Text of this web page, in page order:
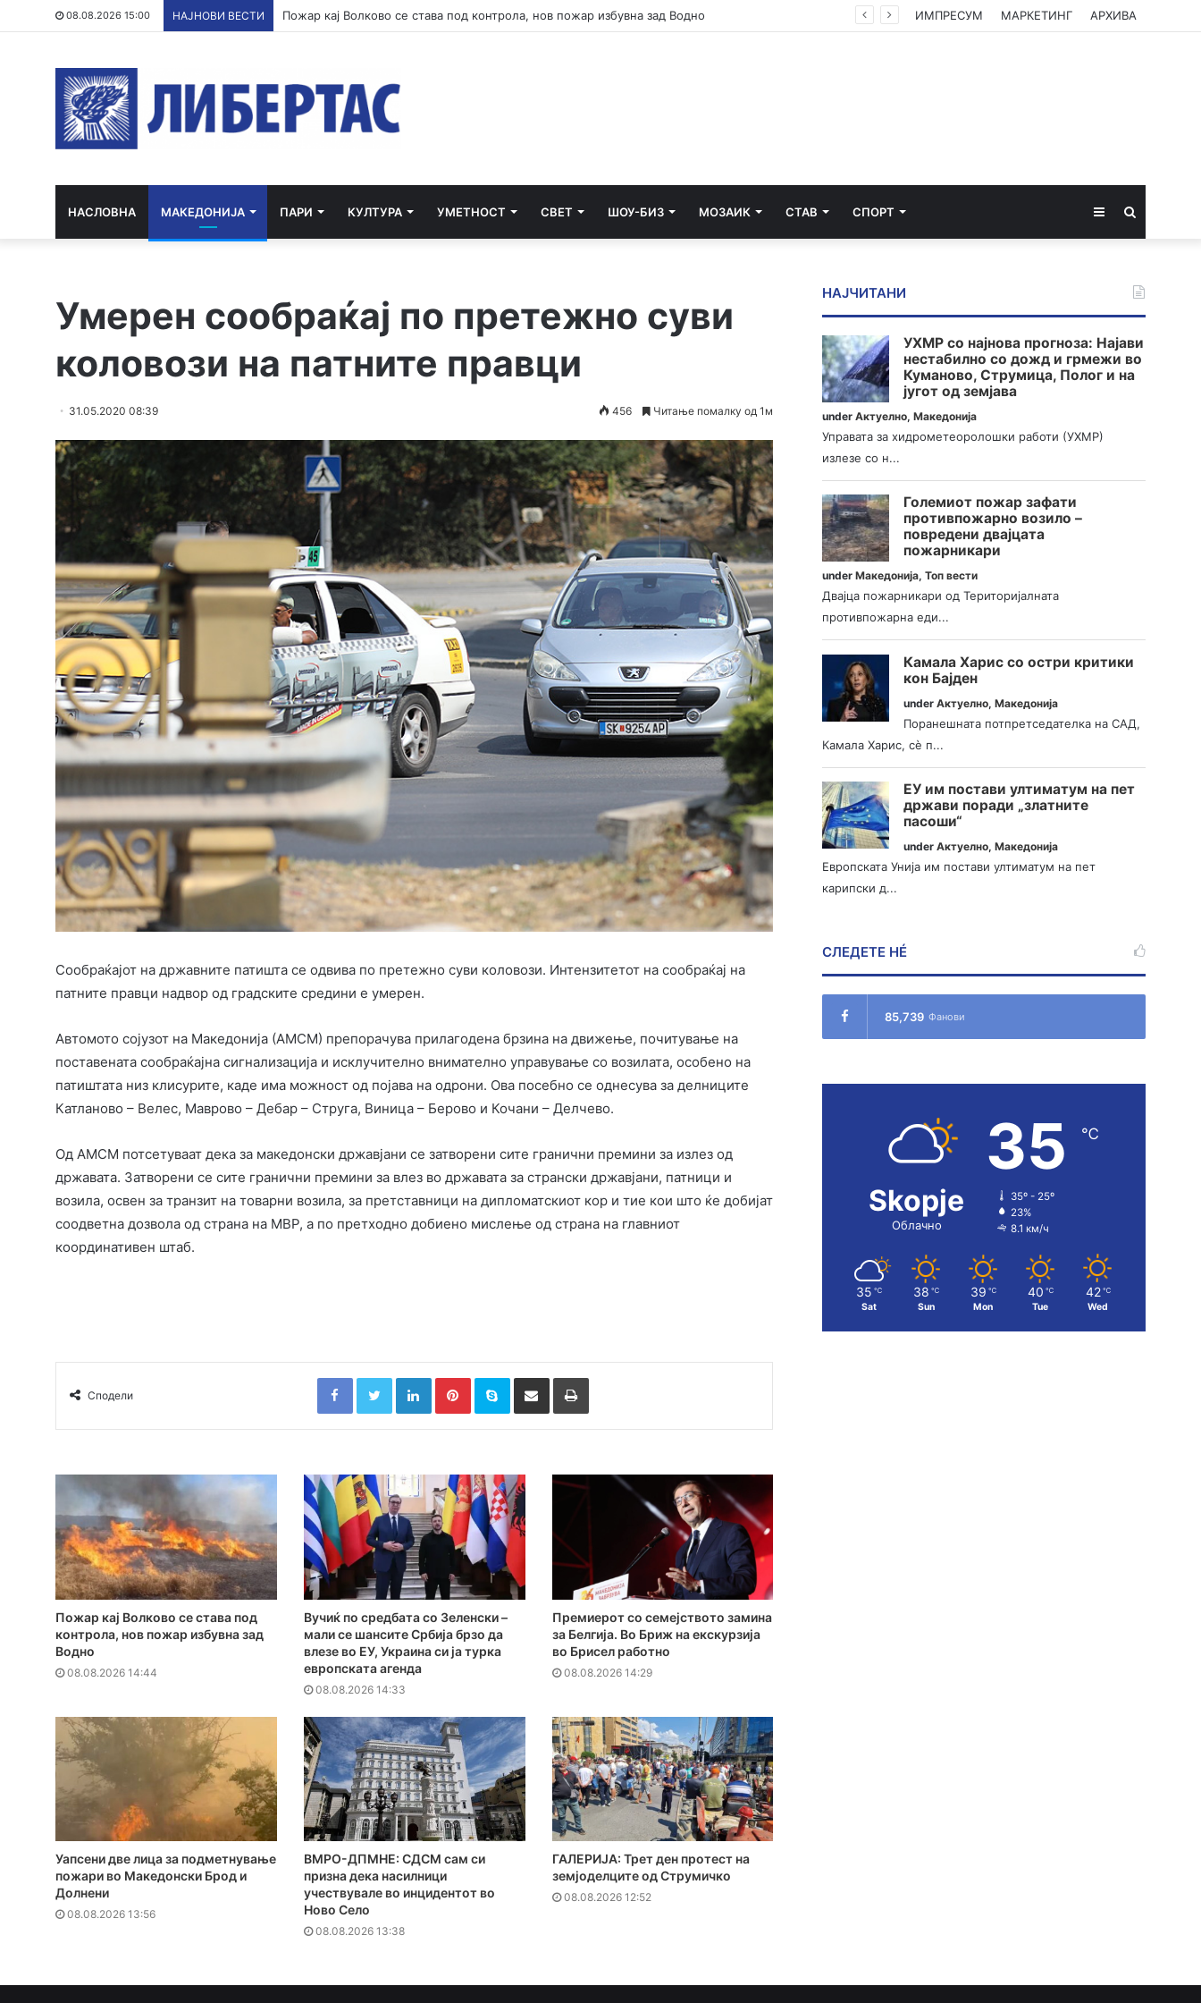
08.08.2026 15:00 НАЈНОВИ ВЕСТИ ИМПРЕСУМ МАРКЕТИНГ АРХИВА
НАСЛОВНА МАКЕДОНИЈА ПАРИ КУЛТУРА УМЕТНОСТ СВЕТ ШОУ-БИЗ МОЗАИК СТАВ СПОРТ Sidebar
Умерен сообраќај по претежно суви
коловози на патните правци
31.05.2020 08:39 456 Читање помалку од 1м
Сообраќајот на државните патишта се одвива по претежно суви коловози. Интензитетот на сообраќај на
патните правци надвор од градските средини е умерен.
Автомото сојузот на Македонија (АМСМ) препорачува прилагодена брзина на движење, почитување на
поставената сообраќајна сигнализација и исклучително внимателно управување со возилата, особено на
патиштата низ клисурите, каде има можност од појава на одрони. Ова посебно се однесува за делниците
Катланово – Велес, Маврово – Дебар – Струга, Виница – Берово и Кочани – Делчево.
Од АМСМ потсетуваат дека за македонски државјани се затворени сите гранични премини за излез од
државата. Затворени се сите гранични премини за влез во државата за странски државјани, патници и
возила, освен за транзит на товарни возила, за претставници на дипломатскиот кор и тие кои што ќе добијат
соодветна дозвола од страна на МВР, а по претходно добиено мислење од страна на главниот
координативен штаб.
Сподели
FacebookTwitterLinkedInPinterestSkype Сподели преку Е-маил Испринтај
Пожар кај Волково се става под
контрола, нов пожар избувна зад
Водно
08.08.2026 14:44
Вучиќ по средбата со Зеленски –
мали се шансите Србија брзо да
влезе во ЕУ, Украина си ја турка
европската агенда
08.08.2026 14:33
Премиерот со семејството замина
за Белгија. Во Бриж на екскурзија
во Брисел работно
08.08.2026 14:29
Уапсени две лица за подметнување
пожари во Македонски Брод и
Долнени
08.08.2026 13:56
ВМРО-ДПМНЕ: СДСМ сам си
призна дека насилници
учествувале во инцидентот во
Ново Село
08.08.2026 13:38
ГАЛЕРИЈА: Трет ден протест на
земјоделците од Струмичко
08.08.2026 12:52
НАЈЧИТАНИ
УХМР со најнова прогноза: Најави
нестабилно со дожд и грмежи во
Куманово, Струмица, Полог и на
југот од земјава
underАктуелно,Македонија
Управата за хидрометеоролошки работи (УХМР)
излезе со н...
Големиот пожар зафати
противпожарно возило –
повредени двајцата
пожарникари
underМакедонија,Топ вести
Двајца пожарникари од Територијалната
противпожарна еди...
Камала Харис со остри критики
кон Бајден
underАктуелно,Македонија
Поранешната потпретседателка на САД,
Камала Харис, сè п...
ЕУ им постави ултиматум на пет
држави поради „златните
пасоши“
underАктуелно,Македонија
Европската Унија им постави ултиматум на пет
карипски д...
СЛЕДЕТЕ НÉ
85,739 Фанови
Skopje
Облачно
35 ℃
35º - 25º
23%
8.1 км/ч
35 ℃
Sat
38 ℃
Sun
39 ℃
Mon
40 ℃
Tue
42 ℃
Wed